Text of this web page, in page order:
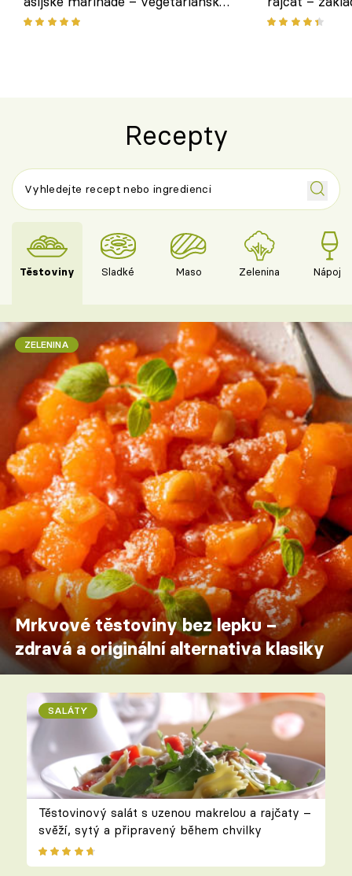
chuťovka z grilu
Recepty
Těstoviny Sladké Maso Zelenina Nápoje
ZELENINA
Mrkvové těstoviny bez lepku –
zdravá a originální alternativa klasiky
SALÁTY
Těstovinový salát s uzenou makrelou a rajčaty –
svěží, sytý a připravený během chvilky